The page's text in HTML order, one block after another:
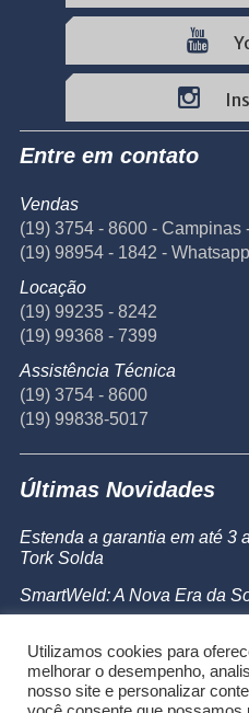
Entre em contato
Vendas
(19) 3754 - 8600 - Campinas
(19) 98954 - 1842 - Whatsapp
Locação
(19) 99235 - 8242
(19) 99368 - 7399
Assistência Técnica
(19) 3754 - 8600
(19) 99838-5017
Últimas Novidades
Estenda a garantia em até 3
Tork Solda
SmartWeld: A Nova Era da
Powermax 45 SYNC
Utilizamos cookies para
melhorar o desempenho,
nosso site e personalizar